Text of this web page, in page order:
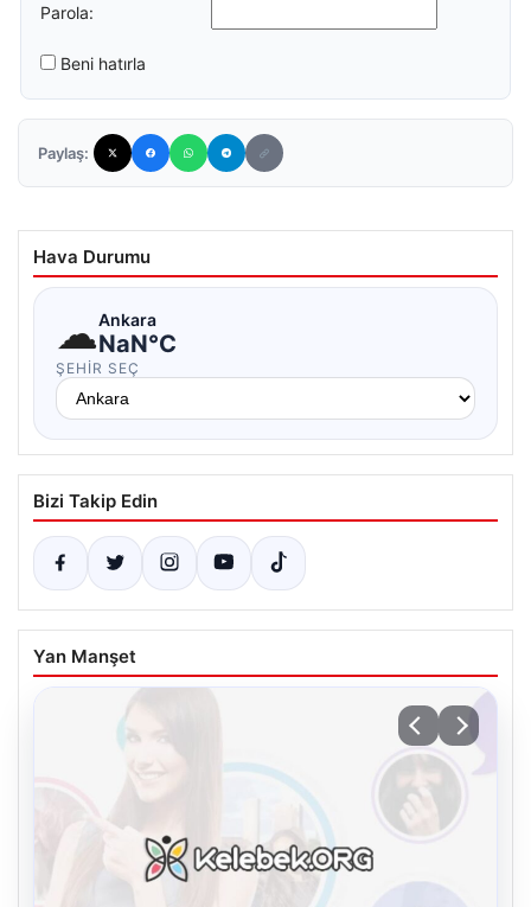
Parola:
Beni hatırla
Paylaş:
Hava Durumu
☁Ankara
NaN°C
ŞEHIR SEÇ
Bizi Takip Edin
Yan Manşet